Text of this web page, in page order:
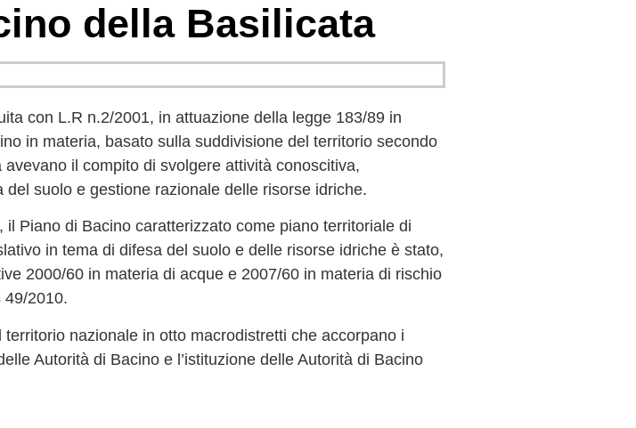
della Basilicata
con L.R n.2/2001, in attuazione della legge 183/89 in
in materia, basato sulla suddivisione del territorio secondo
il compito di svolgere attività conoscitiva,
suolo e gestione razionale delle risorse idriche.
Piano di Bacino caratterizzato come piano territoriale di
in tema di difesa del suolo e delle risorse idriche è stato,
2000/60 in materia di acque e 2007/60 in materia di rischio
49/2010.
nazionale in otto macrodistretti che accorpano i
Autorità di Bacino e l’istituzione delle Autorità di Bacino